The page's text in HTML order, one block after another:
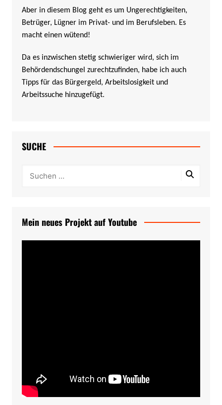
Aber in diesem Blog geht es um Ungerechtigkeiten,
Betrüger, Lügner im Privat- und im Berufsleben. Es
macht einen wütend!
Da es inzwischen stetig schwieriger wird, sich im
Behördendschungel zurechtzufinden, habe ich auch
Tipps für das Bürgergeld, Arbeitslosigkeit und
Arbeitssuche hinzugefügt.
SUCHE
Mein neues Projekt auf Youtube